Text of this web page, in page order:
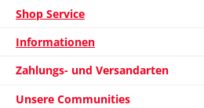
Shop Service
Informationen
Zahlungs- und Versandarten
Unsere Communities